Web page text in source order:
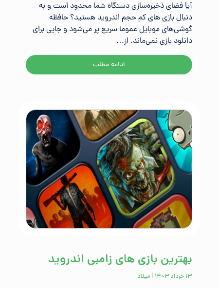
آیا فضای ذخیره‌سازی دستگاه شما محدود است و به
دنبال بازی های کم حجم اندروید هستید؟ حافظه
گوشی‌های موبایل عموما سریع پر می‌شود و جایی برای
دانلود بازی نمی‌ماند. از…
ادامه مطلب
بهترین بازی های زامبی اندروید
۱۳ خرداد ۱۴۰۳ | میلاد